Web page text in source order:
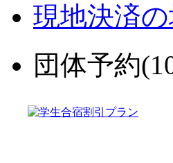
現地決済
団体予約